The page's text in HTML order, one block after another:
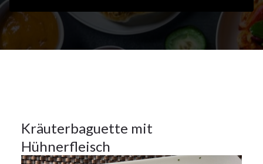
5
OKT.
2024
2024
Kräuterbaguette mit
Hühnerfleisch